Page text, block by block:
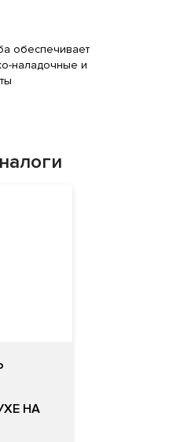
обеспечивает
наладочные и
НА